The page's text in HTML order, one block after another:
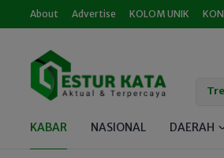
About Advertise KOLOM UNIK
KABAR NASIONAL DAERAH